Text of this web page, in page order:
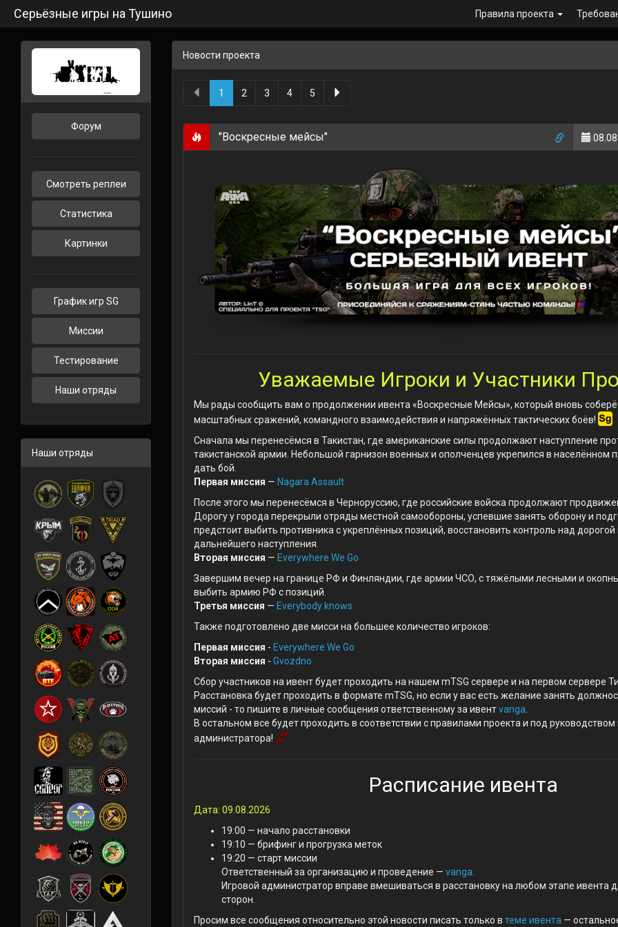
Серьёзные игры на Тушино Правила проекта
Форум
Смотреть реплеи
Статистика
Картинки
График игр SG
Миссии
Тестирование
Наши отряды
Наши отряды
Новости проекта
1 2 3 4 5
"Воскресные мейсы"
Уважаемые Игроки и Участники
Мы рады сообщить вам о продолжении ивента «Воскресные Мейсы», который вновь
масштабных сражений, командного взаимодействия и напряжённых тактических боёв!
Сначала мы перенесёмся в Такистан, где американские силы продолжают наступление
такистанской армии. Небольшой гарнизон военных и ополченцев укрепился в населённом
дать бой.
Первая миссия — Nagara Assault
После этого мы перенесёмся в Черноруссию, где российские войска продолжают
Дорогу у города перекрыли отряды местной самообороны, успевшие занять оборону и
предстоит выбить противника с укреплённых позиций, восстановить контроль над дорогой
дальнейшего наступления.
Вторая миссия — Everywhere We Go
Завершим вечер на границе РФ и Финляндии, где армии ЧСО, с тяжёлыми лесными и
выбить армию РФ с позиций.
Третья миссия — Everybody knows
Также подготовлено две мисси на большее количество игроков:
Первая миссия - Everywhere We Go
Вторая миссия - Gvozdno
Сбор участников на ивент будет проходить на нашем mTSG сервере и на первом сервере
Расстановка будет проходить в формате mTSG, но если у вас есть желание занять
миссий - то пишите в личные сообщения ответственному за ивентvanga
В остальном все будет проходить в соответствии с правилами проекта и под руководством
администратора!
Расписание ивента
Дата: 09.08.2026
19:00 — начало расстановки
19:10 — брифинг и прогрузка меток
19:20 — старт миссии
Ответственный за организацию и проведение — vanga.
Игровой администратор вправе вмешиваться в расстановку на любом этапе ивента
сторон.
Просим все сообщения относительно этой новости писать только в теме ивента —